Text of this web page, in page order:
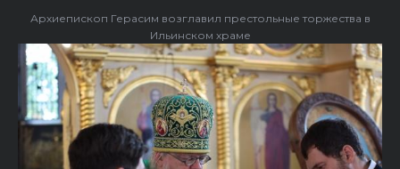
Архиепископ Герасим возглавил престольные торжества в
Ильинском храме